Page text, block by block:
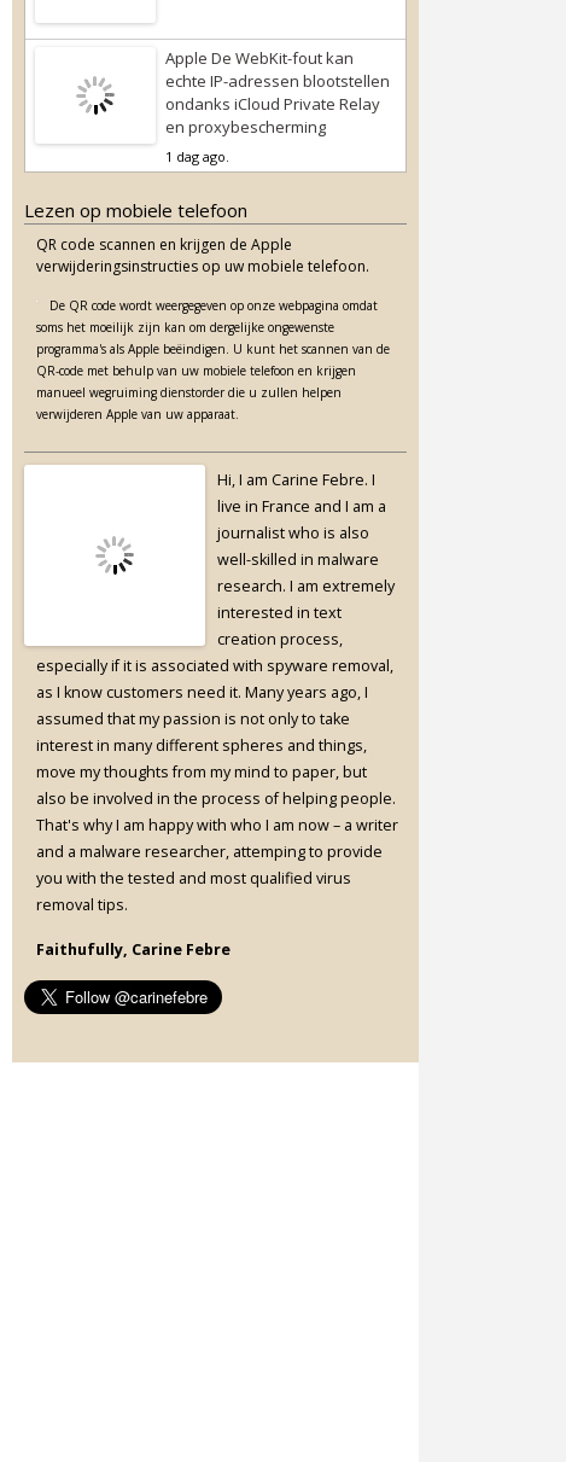
Apple De WebKit-fout kan
echte IP-adressen blootstellen
ondanks iCloud Private Relay
en proxybescherming
1 dag ago.
Lezen op mobiele telefoon
QR code scannen en krijgen de Apple
verwijderingsinstructies op uw mobiele telefoon.
De QR code wordt weergegeven op onze webpagina omdat
soms het moeilijk zijn kan om dergelijke ongewenste
programma's als Apple beëindigen. U kunt het scannen van de
QR-code met behulp van uw mobiele telefoon en krijgen
manueel wegruiming dienstorder die u zullen helpen
verwijderen Apple van uw apparaat.
Hi, I am Carine Febre. I
live in France and I am a
journalist who is also
well-skilled in malware
research. I am extremely
interested in text
creation process,
especially if it is associated with spyware removal,
as I know customers need it. Many years ago, I
assumed that my passion is not only to take
interest in many different spheres and things,
move my thoughts from my mind to paper, but
also be involved in the process of helping people.
That's why I am happy with who I am now – a writer
and a malware researcher, attemping to provide
you with the tested and most qualified virus
removal tips.
Faithufully, Carine Febre